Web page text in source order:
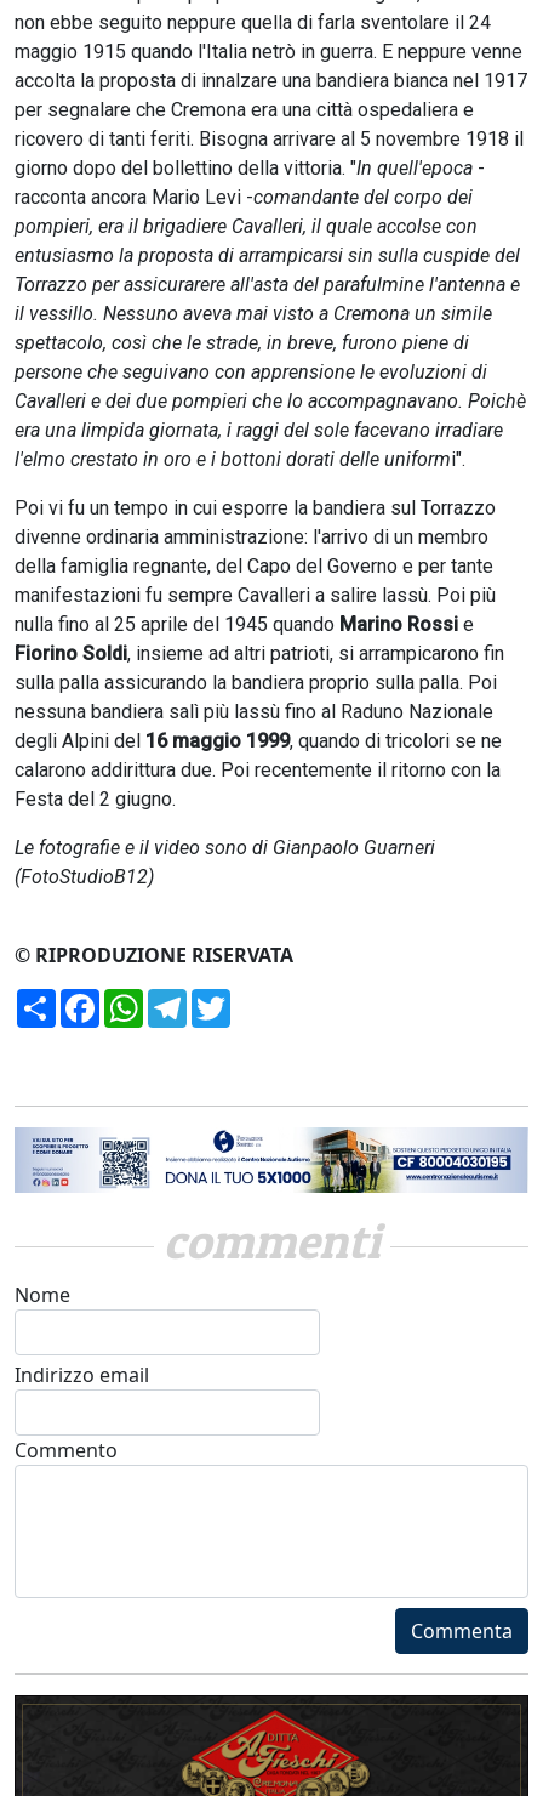
non ebbe seguito neppure quella di farla sventolare il 24
maggio 1915 quando l'Italia netrò in guerra. E neppure venne
accolta la proposta di innalzare una bandiera bianca nel 1917
per segnalare che Cremona era una città ospedaliera e
ricovero di tanti feriti. Bisogna arrivare al 5 novembre 1918 il
giorno dopo del bollettino della vittoria. "In quell'epoca -
racconta ancora Mario Levi -comandante del corpo dei
pompieri, era il brigadiere Cavalleri, il quale accolse con
entusiasmo la proposta di arrampicarsi sin sulla cuspide del
Torrazzo per assicurarere all'asta del parafulmine l'antenna e
il vessillo. Nessuno aveva mai visto a Cremona un simile
spettacolo, così che le strade, in breve, furono piene di
persone che seguivano con apprensione le evoluzioni di
Cavalleri e dei due pompieri che lo accompagnavano. Poichè
era una limpida giornata, i raggi del sole facevano irradiare
l'elmo crestato in oro e i bottoni dorati delle uniformi".
Poi vi fu un tempo in cui esporre la bandiera sul Torrazzo
divenne ordinaria amministrazione: l'arrivo di un membro
della famiglia regnante, del Capo del Governo e per tante
manifestazioni fu sempre Cavalleri a salire lassù. Poi più
nulla fino al 25 aprile del 1945 quando Marino Rossi e
Fiorino Soldi, insieme ad altri patrioti, si arrampicarono fin
sulla palla assicurando la bandiera proprio sulla palla. Poi
nessuna bandiera salì più lassù fino al Raduno Nazionale
degli Alpini del 16 maggio 1999, quando di tricolori se ne
calarono addirittura due. Poi recentemente il ritorno con la
Festa del 2 giugno.
Le fotografie e il video sono di Gianpaolo Guarneri
(FotoStudioB12)
© RIPRODUZIONE RISERVATA
CondividiFacebookWhatsApp
Telegram
commenti
Nome
Indirizzo email
Commento
Commenta